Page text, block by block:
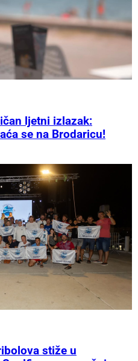
ljetni izlazak:
se na Brodaricu!
stiže u